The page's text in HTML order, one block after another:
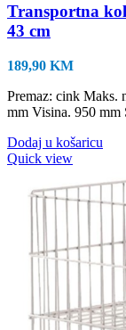
Transportna
43 cm
189,90 KM
Premaz: cink Maks.
mm Visina. 950 mm
Dodaj u košaricu
Quick view